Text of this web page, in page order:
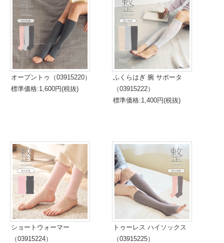
オープントゥ（03915220）
標準価格:1,600円(税抜)
ふくらはぎ 腕 サポータ
（03915222）
標準価格:1,400円(税抜)
ショートウォーマー
（03915224）
トゥーレス ハイソックス
（03915225）